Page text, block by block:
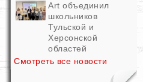
Art объединил
школьников
Тульской и
Херсонской
областей
Смотреть все новости